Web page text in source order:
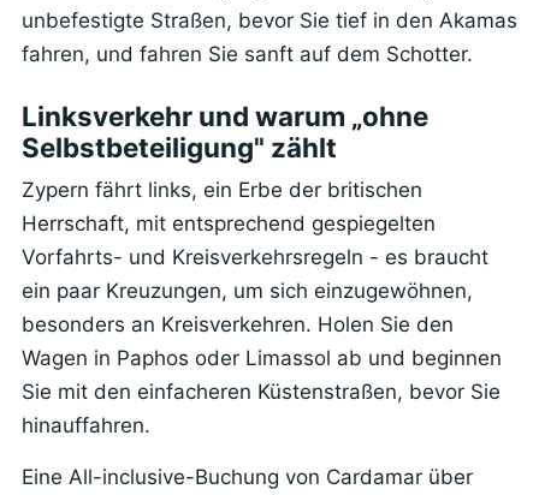
unbefestigte Straßen, bevor Sie tief in den Akamas
fahren, und fahren Sie sanft auf dem Schotter.
Linksverkehr und warum „ohne
Selbstbeteiligung" zählt
Zypern fährt links, ein Erbe der britischen
Herrschaft, mit entsprechend gespiegelten
Vorfahrts- und Kreisverkehrsregeln - es braucht
ein paar Kreuzungen, um sich einzugewöhnen,
besonders an Kreisverkehren. Holen Sie den
Wagen in Paphos oder Limassol ab und beginnen
Sie mit den einfacheren Küstenstraßen, bevor Sie
hinauffahren.
Eine All-inclusive-Buchung von Cardamar über